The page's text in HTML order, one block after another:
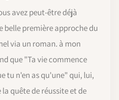
avez peut-être déjà
belle première approche du
via un roman. à mon
que "Ta vie commence
tu n'en as qu'une" qui, lui,
quête de réussite et de